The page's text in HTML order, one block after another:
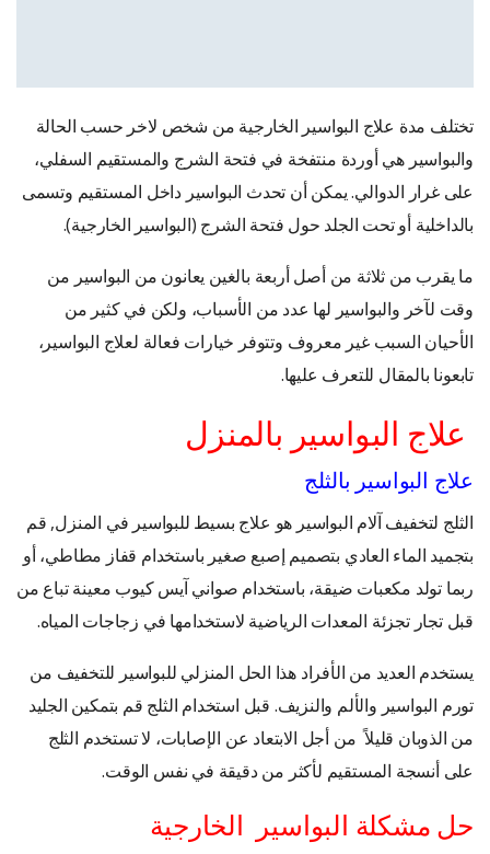
تختلف مدة علاج البواسير الخارجية من شخص لاخر حسب الحالة
والبواسير هي أوردة منتفخة في فتحة الشرج والمستقيم السفلي،
على غرار الدوالي. يمكن أن تحدث البواسير داخل المستقيم وتسمى
بالداخلية أو تحت الجلد حول فتحة الشرج (البواسير الخارجية).
ما يقرب من ثلاثة من أصل أربعة بالغين يعانون من البواسير من
وقت لآخر والبواسير لها عدد من الأسباب، ولكن في كثير من
الأحيان السبب غير معروف وتتوفر خيارات فعالة لعلاج البواسير،
تابعونا بالمقال للتعرف عليها.
علاج البواسير بالمنزل
علاج البواسير بالثلج
الثلج لتخفيف آلام البواسير هو علاج بسيط للبواسير في المنزل, قم
بتجميد الماء العادي بتصميم إصبع صغير باستخدام قفاز مطاطي، أو
ربما تولد مكعبات ضيقة، باستخدام صواني آيس كيوب معينة تباع من
قبل تجار تجزئة المعدات الرياضية لاستخدامها في زجاجات المياه.
يستخدم العديد من الأفراد هذا الحل المنزلي للبواسير للتخفيف من
تورم البواسير والألم والنزيف. قبل استخدام الثلج قم بتمكين الجليد
من الذوبان قليلاً من أجل الابتعاد عن الإصابات، لا تستخدم الثلج
على أنسجة المستقيم لأكثر من دقيقة في نفس الوقت.
حل مشكلة البواسير الخارجية